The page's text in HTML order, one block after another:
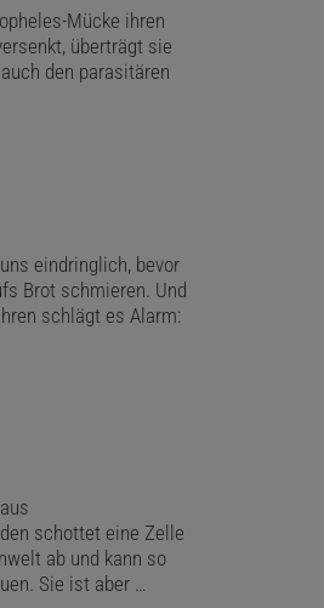
Mücke ihren
überträgt sie
den parasitären
eindringlich, bevor
Brot schmieren. Und
schlägt es Alarm:
schottet eine Zelle
ab und kann so
Sie ist aber …